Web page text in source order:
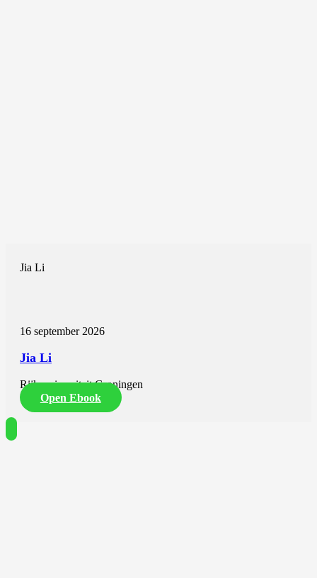
Jia Li
16 september 2026
Jia Li
Rijksuniversiteit Groningen
Open Ebook